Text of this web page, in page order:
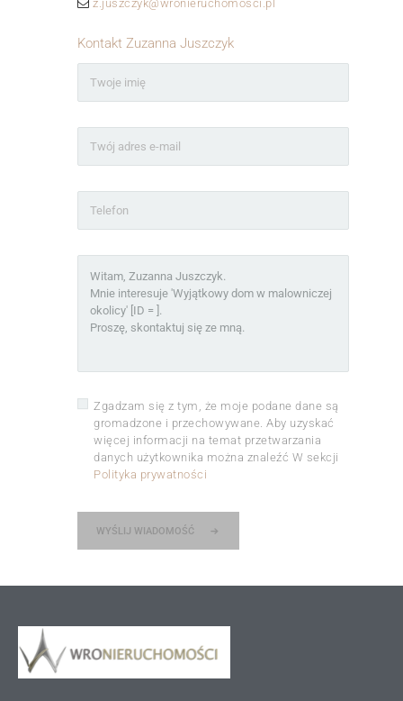
z.juszczyk@wronieruchomosci.pl
Kontakt Zuzanna Juszczyk
Zgadzam się z tym, że moje podane dane są
gromadzone i przechowywane. Aby uzyskać
więcej informacji na temat przetwarzania
danych użytkownika można znaleźć W sekcji
Polityka prywatności
WYŚLIJ WIADOMOŚĆ